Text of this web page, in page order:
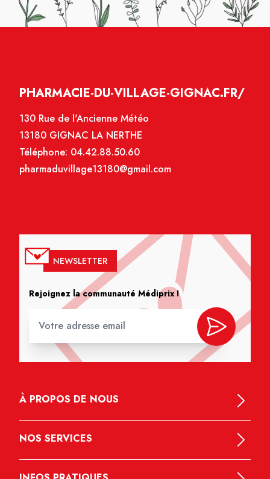
PHARMACIE-DU-VILLAGE-GIGNAC.FR/
130 Rue de l'Ancienne Météo
13180 GIGNAC LA NERTHE
Téléphone: 04.42.88.50.60
pharmaduvillage13180@gmail.com
NEWSLETTER
Rejoignez la communauté Médiprix !
À PROPOS DE NOUS
NOS SERVICES